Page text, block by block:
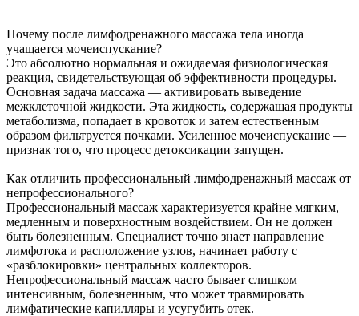
Почему после лимфодренажного массажа тела иногда
учащается мочеиспускание?
Это абсолютно нормальная и ожидаемая физиологическая
реакция, свидетельствующая об эффективности процедуры.
Основная задача массажа — активировать выведение
межклеточной жидкости. Эта жидкость, содержащая продукты
метаболизма, попадает в кровоток и затем естественным
образом фильтруется почками. Усиленное мочеиспускание —
признак того, что процесс детоксикации запущен.
Как отличить профессиональный лимфодренажный массаж от
непрофессионального?
Профессиональный массаж характеризуется крайне мягким,
медленным и поверхностным воздействием. Он не должен
быть болезненным. Специалист точно знает направление
лимфотока и расположение узлов, начинает работу с
«разблокировки» центральных коллекторов.
Непрофессиональный массаж часто бывает слишком
интенсивным, болезненным, что может травмировать
лимфатические капилляры и усугубить отек.